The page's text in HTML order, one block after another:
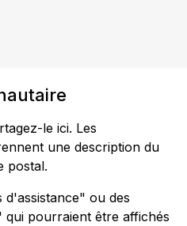
le ici. Les
une description du
postal.
ou des
pourraient être affichés